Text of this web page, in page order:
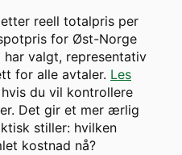
reell totalpris per
for Øst-Norge
valgt, representativ
for alle avtaler. Les
hvis du vil kontrollere
Det gir et mer ærlig
stiller: hvilken
kostnad nå?